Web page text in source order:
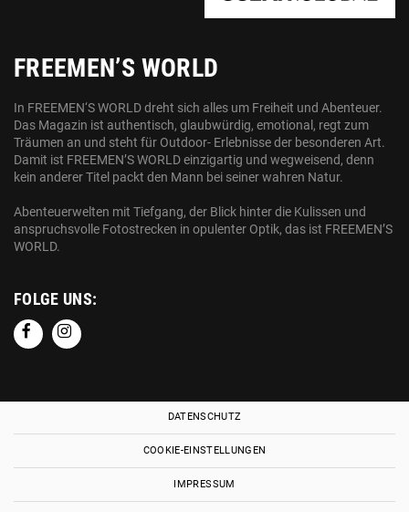
FREEMEN’S WORLD
In FREEMEN‘S WORLD dreht sich alles um Freiheit und Abenteuer.
Das Magazin ist authentisch, glaubwürdig, emotional, regt zum
Träumen an und steht für Outdoor- Erlebnisse der besonderen Art.
Damit ist FREEMEN’S WORLD einzigartig und wegweisend, denn
kein anderer Titel packt den Mann bei seiner wahren Natur.
Abenteuerwelten mit Tiefgang, der Blick hinter die Kulissen und
anspruchsvolle Fotostrecken in opulenter Optik, das ist FREEMEN’S
WORLD.
FOLGE UNS:
DATENSCHUTZ
COOKIE-EINSTELLUNGEN
IMPRESSUM